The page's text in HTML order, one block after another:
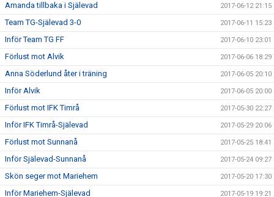
Amanda tillbaka i Själevad 2017-06-12 21:15
Team TG-Själevad 3-0 2017-06-11 15:23
Inför Team TG FF 2017-06-10 23:01
Förlust mot Alvik 2017-06-06 18:29
Anna Söderlund åter i träning 2017-06-05 20:10
Inför Alvik 2017-06-05 20:00
Förlust mot IFK Timrå 2017-05-30 22:27
Inför IFK Timrå-Själevad 2017-05-29 20:06
Förlust mot Sunnanå 2017-05-25 18:41
Inför Själevad-Sunnanå 2017-05-24 09:27
Skön seger mot Mariehem 2017-05-20 17:30
Inför Mariehem-Själevad 2017-05-19 19:21